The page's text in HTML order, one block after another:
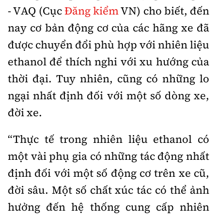
- VAQ (CụcĐăng kiểmVN) cho biết, đến
nay cơ bản động cơ của các hãng xe đã
được chuyển đổi phù hợp với nhiên liệu
ethanol để thích nghi với xu hướng của
thời đại. Tuy nhiên, cũng có những lo
ngại nhất định đối với một số dòng xe,
đời xe.
“Thực tế trong nhiên liệu ethanol có
một vài phụ gia có những tác động nhất
định đối với một số động cơ trên xe cũ,
đời sâu. Một số chất xúc tác có thể ảnh
hưởng đến hệ thống cung cấp nhiên